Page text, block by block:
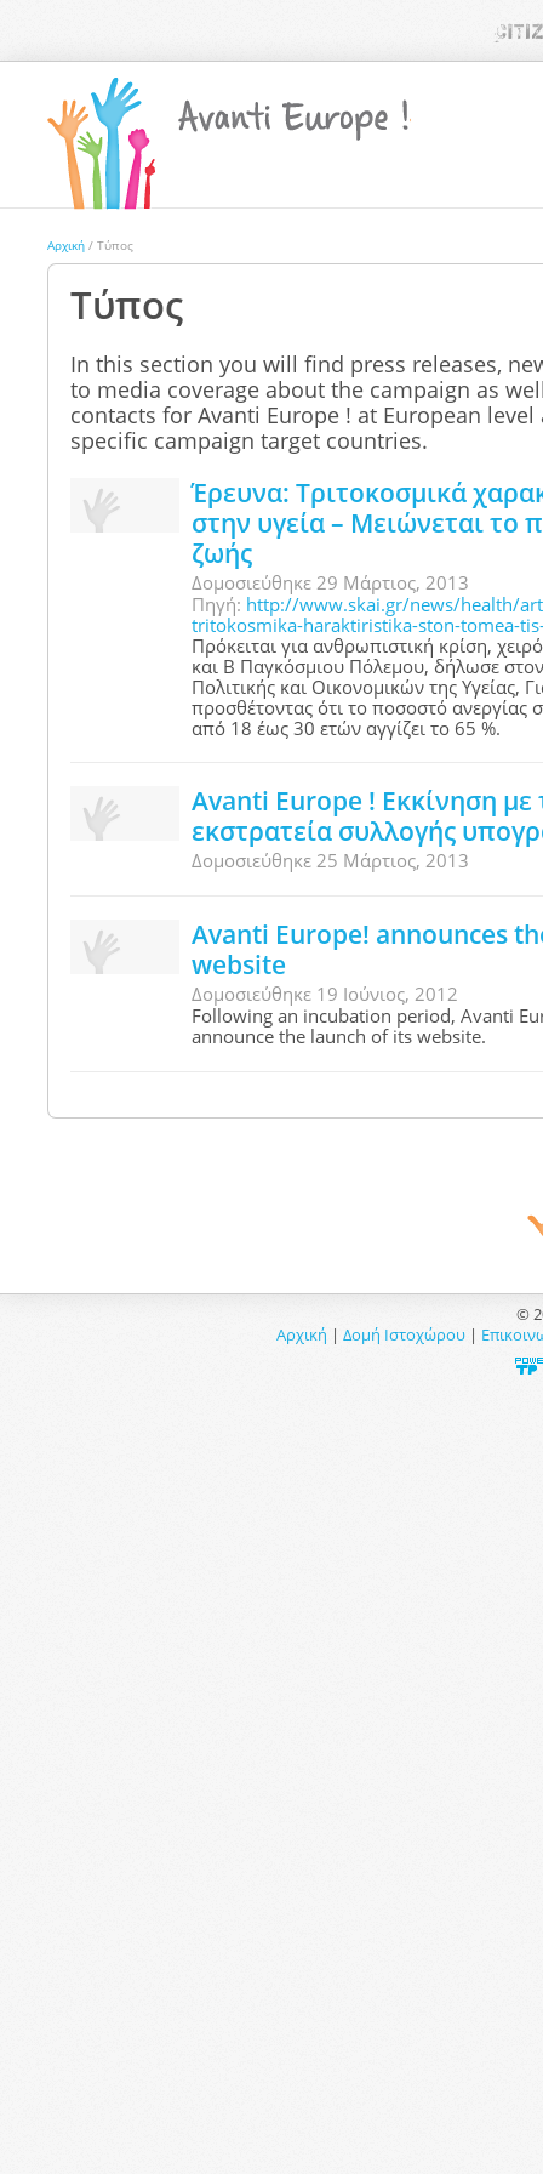
Αρχική/ Τύπος
Τύπος
In this section you will find press releases,
to media coverage about the campaign as
contacts for Avanti Europe ! at European
specific campaign target countries.
Έρευνα: Τριτοκοσμικά
στην υγεία – Μειώνεται το
ζωής
Δομοσιεύθηκε 29 Μάρτιος, 2013
Πηγή: http://www.skai.gr/news/health/
tritokosmika-haraktiristika-ston-tomea-
Πρόκειται για ανθρωπιστική κρίση,
και Β Παγκόσμιου Πόλεμου, δήλωσε
Πολιτικής και Οικονομικών της Υγείας,
προσθέτοντας ότι το ποσοστό ανεργίας
από 18 έως 30 ετών αγγίζει το 65 %.
Avanti Europe ! Εκκίνηση
εκστρατεία συλλογής
Δομοσιεύθηκε 25 Μάρτιος, 2013
Avanti Europe! announces
website
Δομοσιεύθηκε 19 Ιούνιος, 2012
Following an incubation period, Avanti
announce the launch of its website.
©
Αρχική | Δομή Ιστοχώρου |